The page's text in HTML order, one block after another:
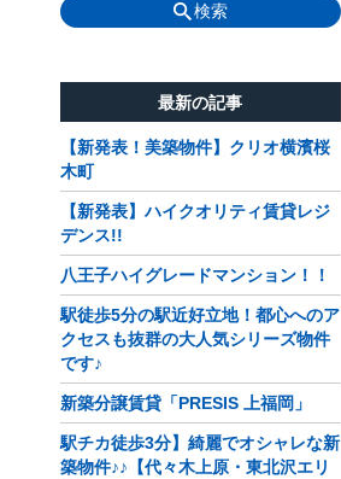
検索
最新の記事
【新発表！美築物件】クリオ横濱桜
木町
【新発表】ハイクオリティ賃貸レジ
デンス!!
八王子ハイグレードマンション！！
駅徒歩5分の駅近好立地！都心へのア
クセスも抜群の大人気シリーズ物件
です♪
新築分譲賃貸「PRESIS 上福岡」
駅チカ徒歩3分】綺麗でオシャレな新
築物件♪♪【代々木上原・東北沢エリ